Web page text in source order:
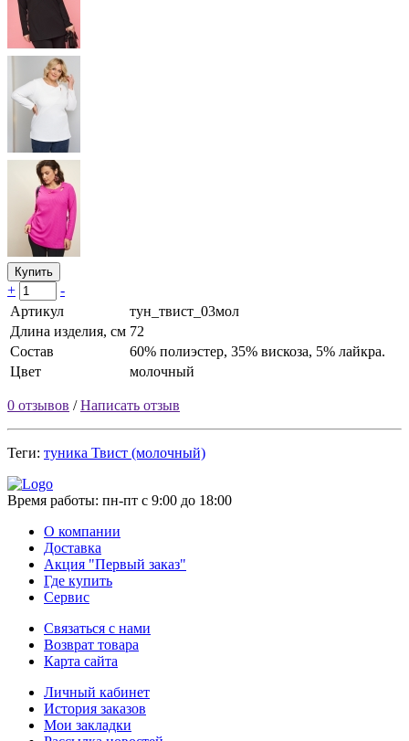
Купить
+
-
Артикул
тун_твист_03мол
Длина изделия, см 72
Состав
60% полиэстер, 35% вискоза, 5% лайкра.
Цвет
молочный
0 отзывов /Написать отзыв
Теги: туника Твист (молочный)
Время работы: пн-пт с 9:00 до 18:00
О компании
Доставка
Акция "Первый заказ"
Где купить
Сервис
Связаться с нами
Возврат товара
Карта сайта
Личный кабинет
История заказов
Мои закладки